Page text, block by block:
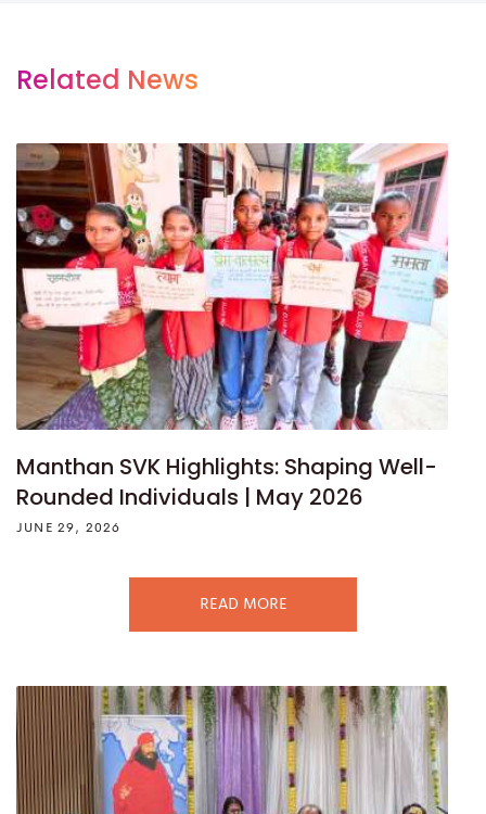
Related News
Manthan SVK Highlights: Shaping Well-
Rounded Individuals | May 2026
JUNE 29, 2026
READ MORE